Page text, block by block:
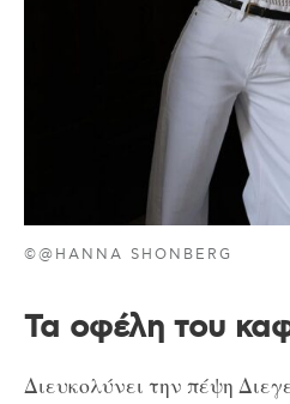
©@HANNA SHONBERG
Τα οφέλη του
Διευκολύνει την πέψη